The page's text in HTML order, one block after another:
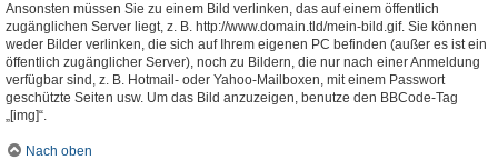
Ansonsten müssen Sie zu einem Bild verlinken, das auf einem öffentlich
zugänglichen Server liegt, z. B. http://www.domain.tld/mein-bild.gif. Sie können
weder Bilder verlinken, die sich auf Ihrem eigenen PC befinden (außer es ist ein
öffentlich zugänglicher Server), noch zu Bildern, die nur nach einer Anmeldung
verfügbar sind, z. B. Hotmail- oder Yahoo-Mailboxen, mit einem Passwort
geschützte Seiten usw. Um das Bild anzuzeigen, benutze den BBCode-Tag
„[img]“.
Nach oben